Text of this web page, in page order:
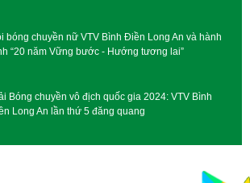
bóng chuyền nữ VTV Bình Điền Long An và hành
“20 năm Vững bước - Hướng tương lai”
Bóng chuyền vô địch quốc gia 2024: VTV Bình
Long An lần thứ 5 đăng quang